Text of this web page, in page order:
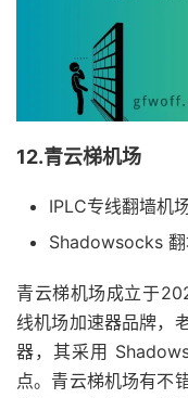
12.青云梯机场
IPLC专线翻墙机
Shadowsocks 翻
青云梯机场成立于
线机场加速器品牌，
器，其采用
点。青云梯机场有不